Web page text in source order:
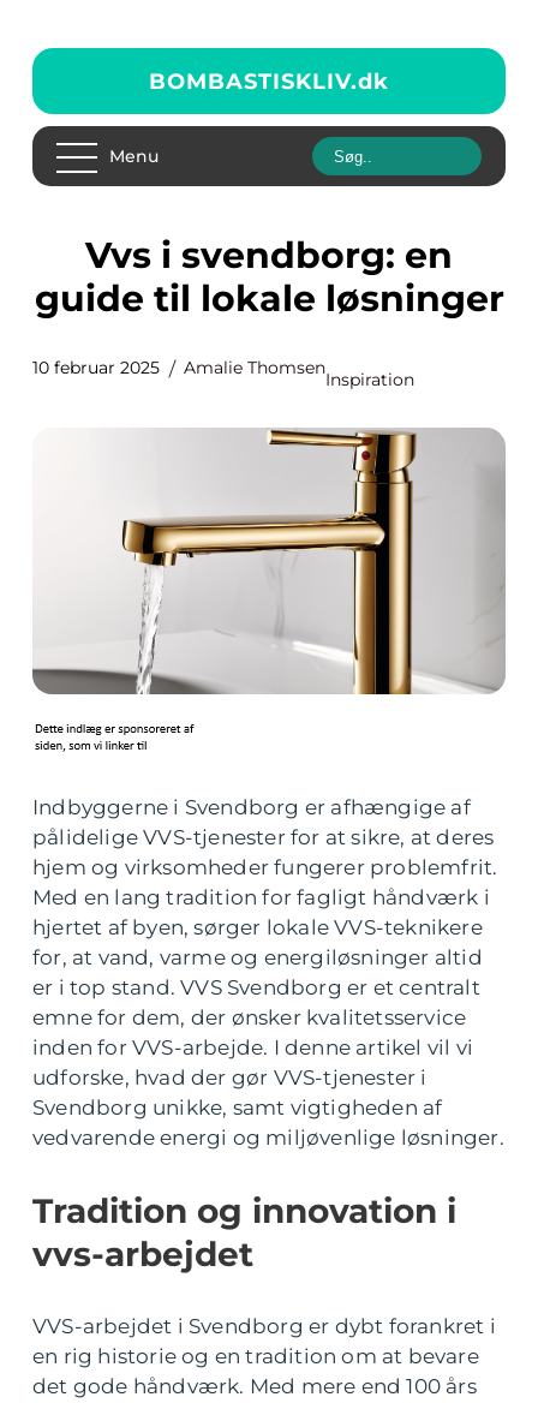
BOMBASTISKLIV.dk
Menu
Vvs i svendborg: en
guide til lokale løsninger
10 februar 2025 Amalie Thomsen
Inspiration
Indbyggerne i Svendborg er afhængige af
pålidelige VVS-tjenester for at sikre, at deres
hjem og virksomheder fungerer problemfrit.
Med en lang tradition for fagligt håndværk i
hjertet af byen, sørger lokale VVS-teknikere
for, at vand, varme og energiløsninger altid
er i top stand. VVS Svendborg er et centralt
emne for dem, der ønsker kvalitetsservice
inden for VVS-arbejde. I denne artikel vil vi
udforske, hvad der gør VVS-tjenester i
Svendborg unikke, samt vigtigheden af
vedvarende energi og miljøvenlige løsninger.
Tradition og innovation i
vvs-arbejdet
VVS-arbejdet i Svendborg er dybt forankret i
en rig historie og en tradition om at bevare
det gode håndværk. Med mere end 100 års